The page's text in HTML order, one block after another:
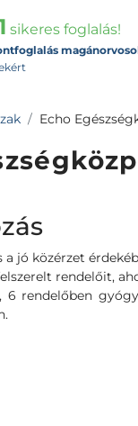
sikeres foglalás!
Echo
jó közérzet
rendelőit,
6 rendelőben